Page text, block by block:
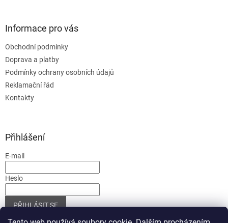
Informace pro vás
Obchodní podmínky
Doprava a platby
Podmínky ochrany osobních údajů
Reklamační řád
Kontakty
Přihlášení
E-mail
Heslo
PŘIHLÁSIT SE
Nová registraceZapomenuté heslo